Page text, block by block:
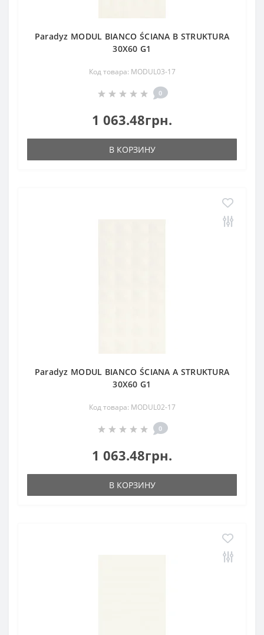
Paradyz MODUL BIANCO ŚCIANA B STRUKTURA
30X60 G1
Код товара: MODUL03-17
0
1 063.48грн.
В КОРЗИНУ
Paradyz MODUL BIANCO ŚCIANA A STRUKTURA
30X60 G1
Код товара: MODUL02-17
0
1 063.48грн.
В КОРЗИНУ